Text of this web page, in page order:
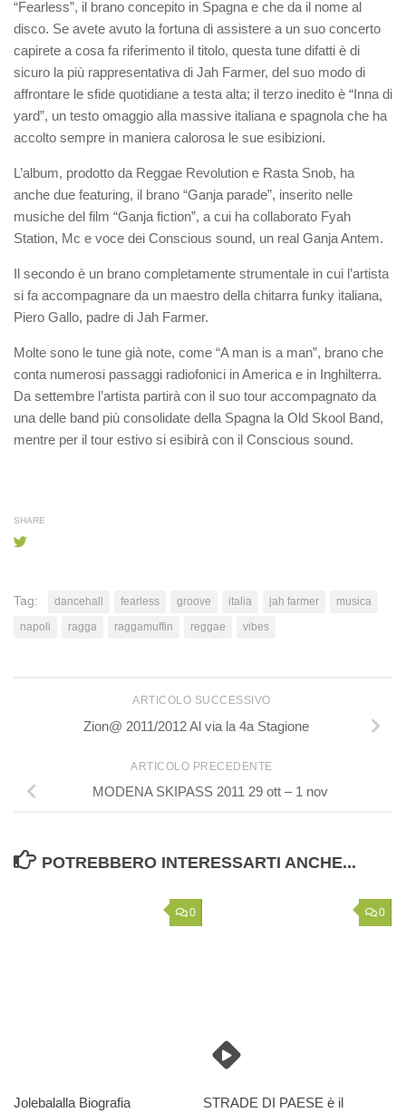
“Fearless”, il brano concepito in Spagna e che da il nome al
disco. Se avete avuto la fortuna di assistere a un suo concerto
capirete a cosa fa riferimento il titolo, questa tune difatti è di
sicuro la più rappresentativa di Jah Farmer, del suo modo di
affrontare le sfide quotidiane a testa alta; il terzo inedito è “Inna di
yard”, un testo omaggio alla massive italiana e spagnola che ha
accolto sempre in maniera calorosa le sue esibizioni.
L’album, prodotto da Reggae Revolution e Rasta Snob, ha
anche due featuring, il brano “Ganja parade”, inserito nelle
musiche del film “Ganja fiction”, a cui ha collaborato Fyah
Station, Mc e voce dei Conscious sound, un real Ganja Antem.
Il secondo è un brano completamente strumentale in cui l’artista
si fa accompagnare da un maestro della chitarra funky italiana,
Piero Gallo, padre di Jah Farmer.
Molte sono le tune già note, come “A man is a man”, brano che
conta numerosi passaggi radiofonici in America e in Inghilterra.
Da settembre l’artista partirà con il suo tour accompagnato da
una delle band più consolidate della Spagna la Old Skool Band,
mentre per il tour estivo si esibirà con il Conscious sound.
SHARE
Tag: dancehall fearless groove italia jah farmer
musica
napoli
ragga raggamuffin reggae vibes
ARTICOLO SUCCESSIVO
Zion@ 2011/2012 Al via la 4a Stagione
ARTICOLO PRECEDENTE
MODENA SKIPASS 2011 29 ott – 1 nov
POTREBBERO INTERESSARTI ANCHE...
0
Jolebalalla Biografia
0
STRADE DI PAESE è il